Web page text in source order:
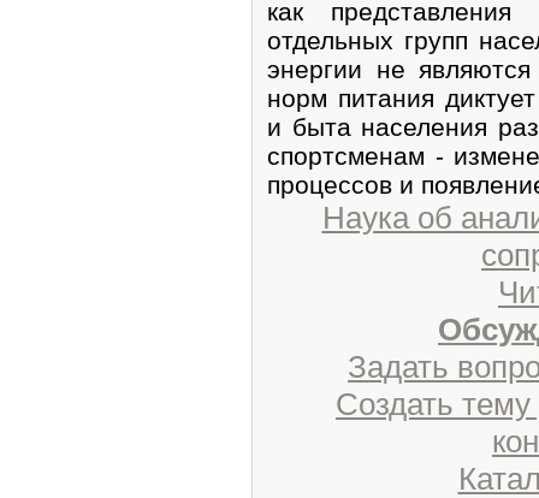
как
отдельных групп
энергии не
норм питания
и быта населения
спортсменам -
процессов и
Наука об
Задать
Создать